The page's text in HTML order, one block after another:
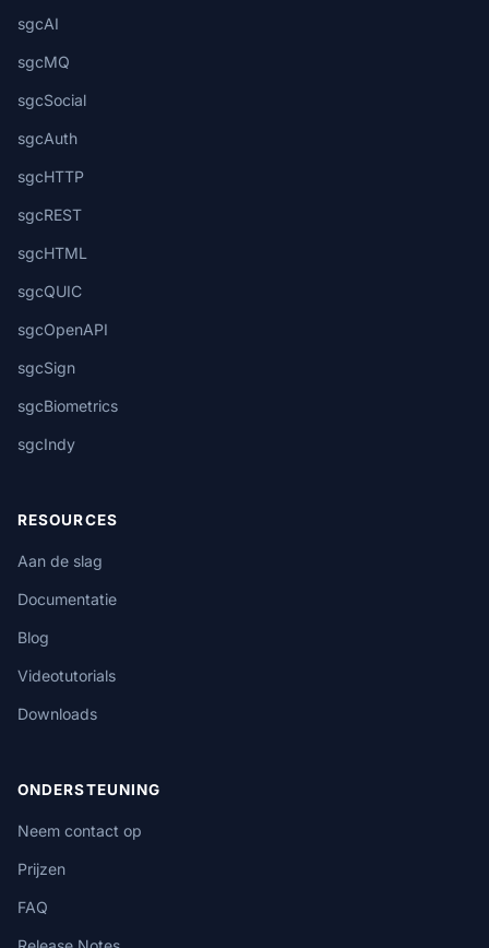
sgcAI
sgcMQ
sgcSocial
sgcAuth
sgcHTTP
sgcREST
sgcHTML
sgcQUIC
sgcOpenAPI
sgcSign
sgcBiometrics
sgcIndy
RESOURCES
Aan de slag
Documentatie
Blog
Videotutorials
Downloads
ONDERSTEUNING
Neem contact op
Prijzen
FAQ